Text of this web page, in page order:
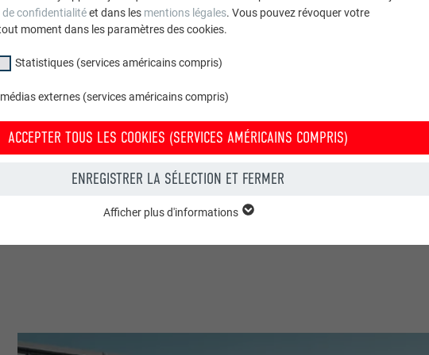
Navoy
gastronomie
confidentialitéet dans les mentions légales. Vous pouvez révoquer votre
moment dans les paramètres des cookies.
Statistiques (services américains compris)
externes (services américains compris)
ACCEPTER TOUS LES COOKIES (SERVICES AMÉRICAINS COMPRIS)
ENREGISTRER LA SÉLECTION ET FERMER
Afficher plus d'informations